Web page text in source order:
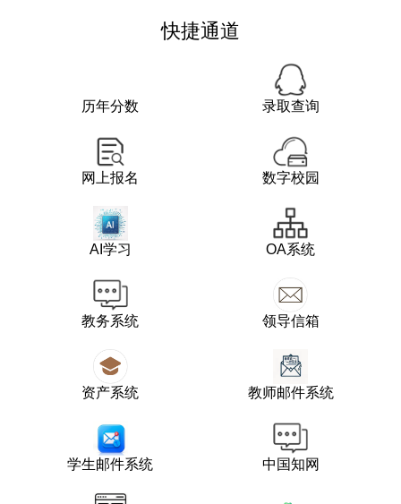
快捷通道
历年分数 录取查询
网上报名 数字校园
AI学习 OA系统
教务系统 领导信箱
资产系统 教师邮件系统
学生邮件系统 中国知网